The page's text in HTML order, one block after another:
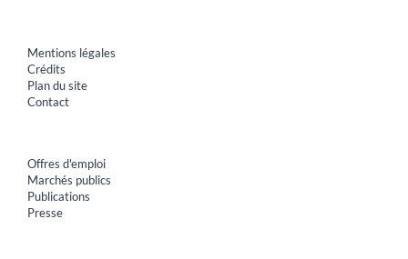
Mentions légales
Crédits
Plan du site
Contact
Offres d'emploi
Marchés publics
Publications
Presse